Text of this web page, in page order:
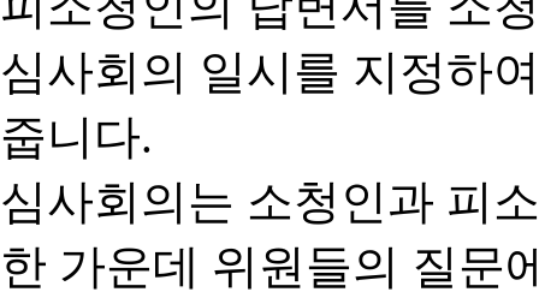
심사회의 일시를 지정하
줍니다.
심사회의는 소청인과 피
한 가운데 위원들의 질문